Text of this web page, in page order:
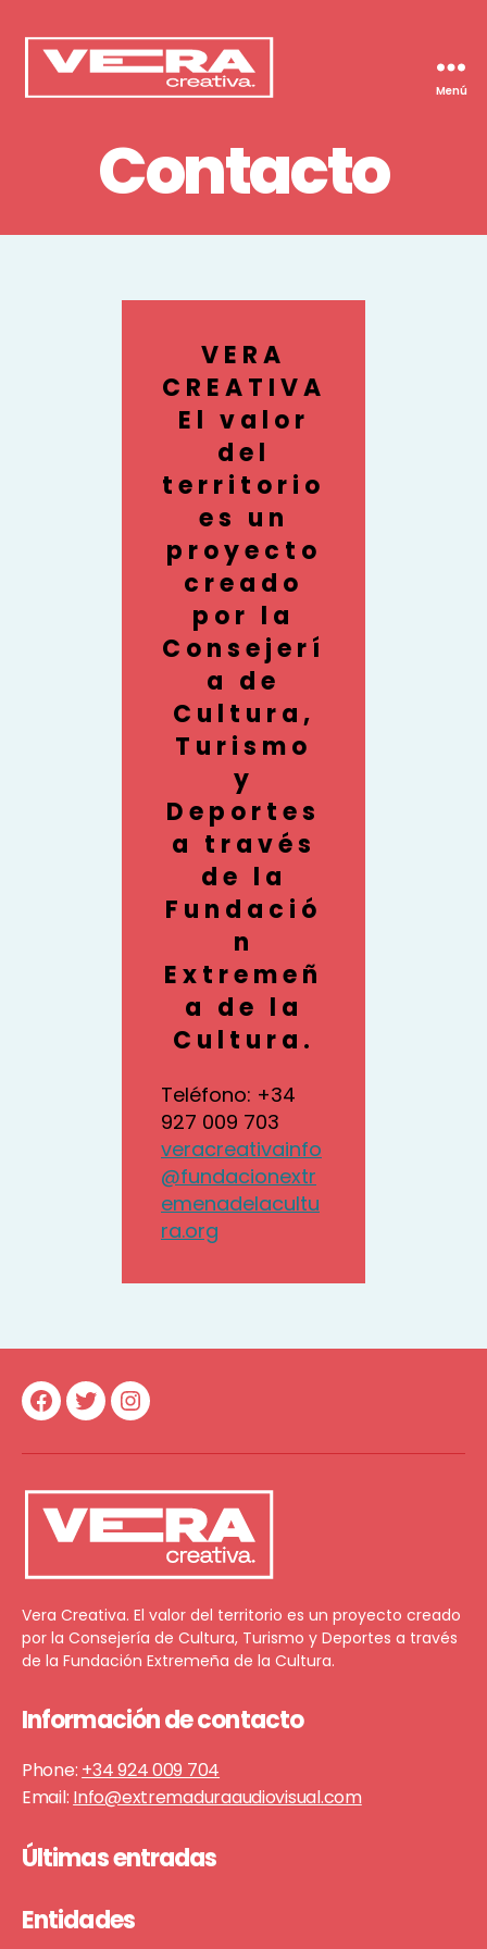
Menú
Contacto
VERA
CREATIVA
El valor
del
territorio
es un
proyecto
creado
por la
Consejerí
a de
Cultura,
Turismo
y
Deportes
a través
de la
Fundació
n
Extremeñ
a de la
Cultura.
Teléfono: +34
927 009 703
veracreativainfo
@fundacionextr
emenadelacultu
ra.org
Facebook
TwitterInstagram
Vera Creativa. El valor del territorio es un proyecto creado
por la Consejería de Cultura, Turismo y Deportes a través
de la Fundación Extremeña de la Cultura.
Información de contacto
Phone: +34 924 009 704
Email: Info@extremaduraaudiovisual.com
Últimas entradas
Entidades